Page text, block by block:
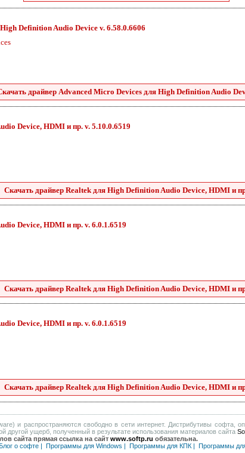
Definition Audio Device v. 6.58.0.6606
драйвер Advanced Micro Devices для High Definition Audio
Device, HDMI и пр. v. 5.10.0.6519
Скачать драйвер Realtek для High Definition Audio Device, HDMI и
Device, HDMI и пр. v. 6.0.1.6519
Скачать драйвер Realtek для High Definition Audio Device, HDMI и
Device, HDMI и пр. v. 6.0.1.6519
Скачать драйвер Realtek для High Definition Audio Device, HDMI и
и распространяются свободно в сети интернет. Дистрибутивы софта,
другой ущерб, полученный в результате использования материалов сайта
сайта прямая ссылка на сайт www.softp.ru обязательна.
о софте| Программы для Windows | Программы для КПК| Программы